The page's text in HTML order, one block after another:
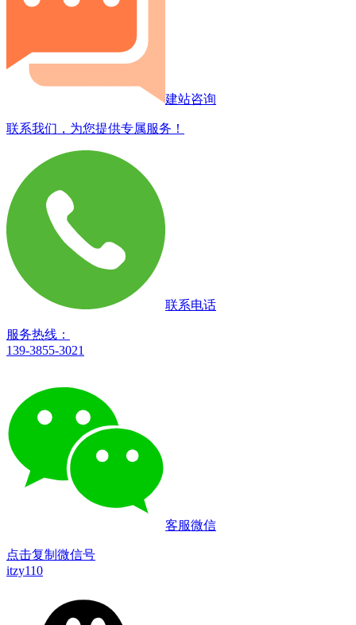
建站咨询
联系我们，为您提供专属服务！
联系电话
服务热线：
139-3855-3021
客服微信
点击复制微信号
itzy110